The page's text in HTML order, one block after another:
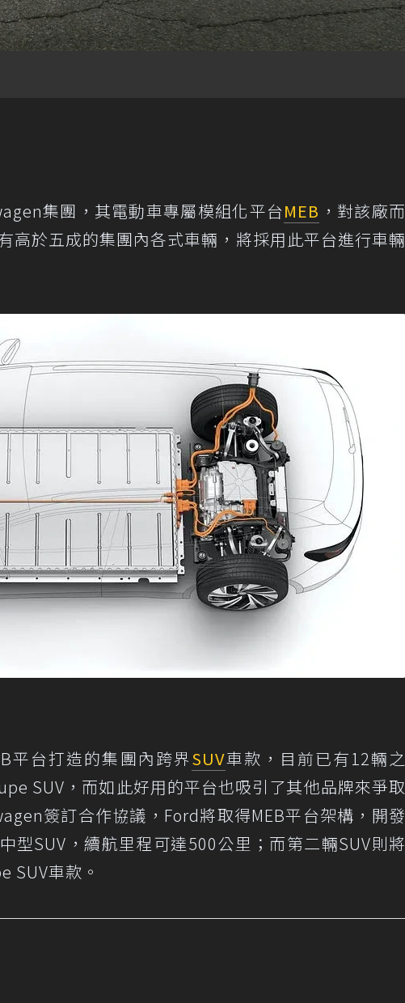
集團，其電動車專屬模組化平台MEB ，對該廠而
高於五成的集團內各式車輛，將採用此平台進行車輛
平台打造的集團內跨界SUV車款，目前已有12輛之
SUV，而如此好用的平台也吸引了其他品牌來爭取
簽訂合作協議，Ford將取得MEB平台架構，開發
型SUV，續航里程可達500公里；而第二輛SUV則將
SUV車款。